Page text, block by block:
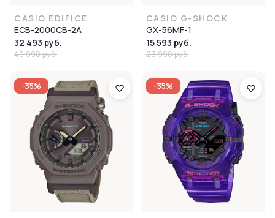
CASIO EDIFICE
ECB-2000CB-2A
32 493 руб.
49 990 руб.
CASIO G-SHOCK
GX-56MF-1
15 593 руб.
23 990 руб.
-35% -35%